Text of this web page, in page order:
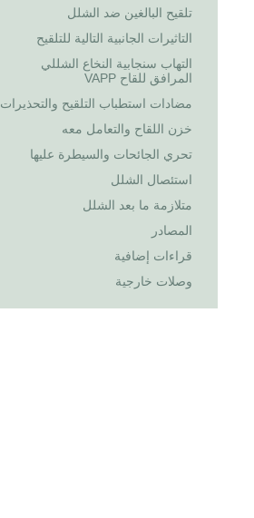
تلقيح البالغين ضد الشلل
التاثيرات الجانبية التالية للتلقيح
التهاب سنجابية النخاع الشللي
المرافق للقاح VAPP
مضادات استطباب التلقيح والتحذيرات
خزن اللقاح والتعامل معه
تحري الجائحات والسيطرة عليها
استئصال الشلل
متلازمة ما بعد الشلل
المصادر
قراءات إضافية
وصلات خارجية